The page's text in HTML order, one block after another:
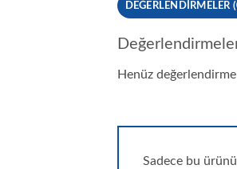
DEĞERLENDIRMELER
Henüz değerlendirme
Sadece bu